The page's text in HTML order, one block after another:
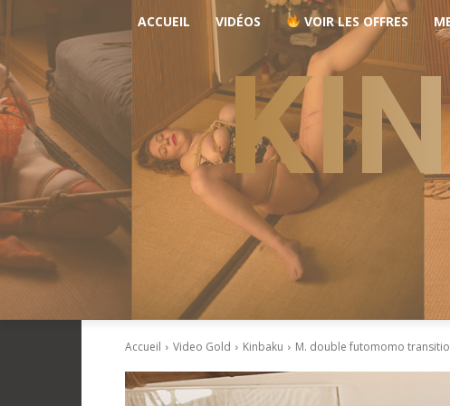
ACCUEIL VIDÉOS VOIR LES OFFRES
Accueil Video Gold Kinbaku M. double futomomo